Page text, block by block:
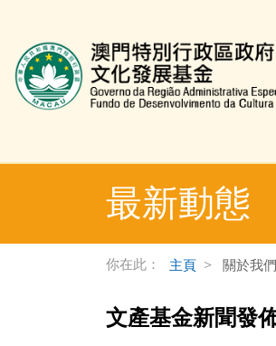
文化發展基金網頁
最新動態
你在此： 主頁 關於我們
文產基金新聞發